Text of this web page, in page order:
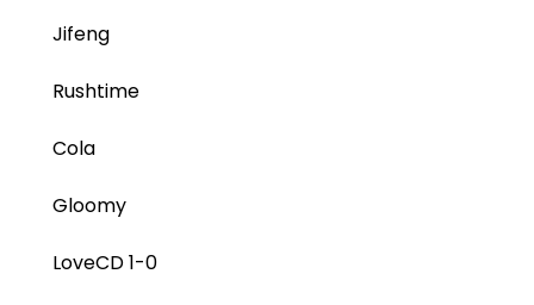
Jifeng
Rushtime
Cola
Gloomy
LoveCD 1-0